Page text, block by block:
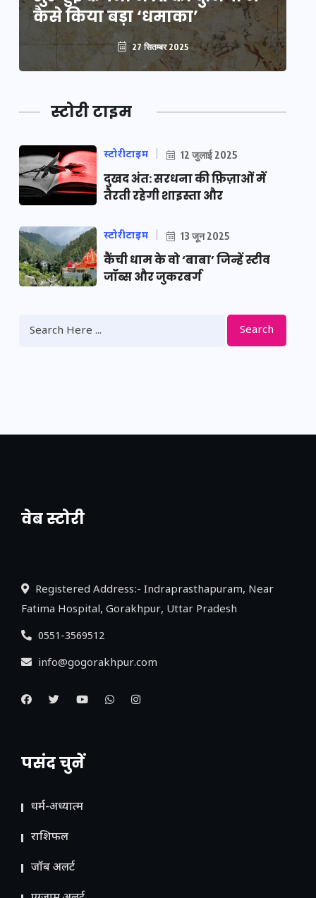
कैसे किया बड़ा ‘धमाका’
27 सितम्बर 2025
स्टोरी टाइम
स्टोरीटाइम 12 जुलाई 2025
दुखद अंत: सरधना की फ़िज़ाओं में
तैरती रहेगी शाइस्ता और
स्टोरीटाइम 13 जून 2025
कैंची धाम के वो ‘बाबा’ जिन्हें स्टीव
जॉब्स और जुकरबर्ग
Search
वेब स्टोरी
नया एक्सप्रेसवे: पूर्वांचल का लक, डेवलपमेंट का
Registered Address:- Indraprasthapuram, Near
Fatima Hospital, Gorakhpur, Uttar Pradesh
0551-3569512
info@gogorakhpur.com
पसंद चुनें
धर्म-अध्यात्म
राशिफल
जॉब अलर्ट